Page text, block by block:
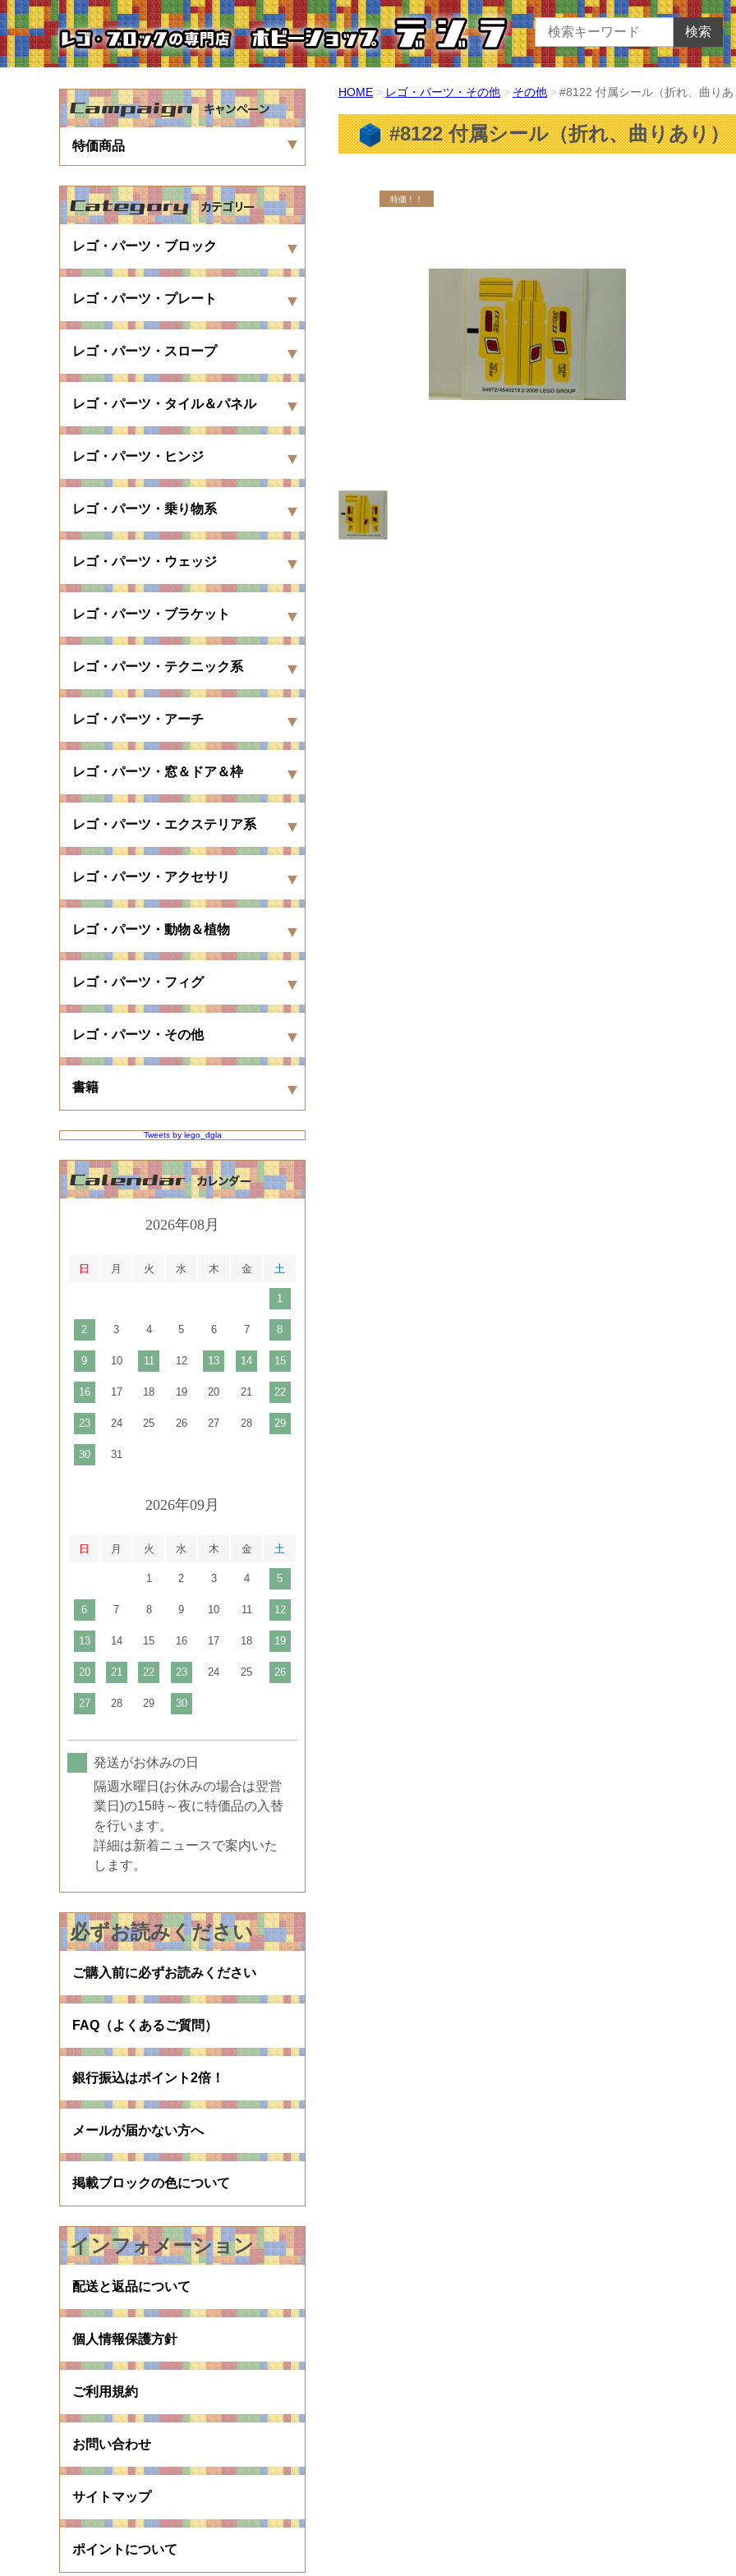
検索
HOME レゴ・パーツ・その他 その他 #8122 付属シール（折れ、曲りあ
#8122 付属シール（折れ、曲りあり）
特価商品
レゴ・パーツ・ブロック
レゴ・パーツ・プレート
レゴ・パーツ・スロープ
レゴ・パーツ・タイル＆パネル
レゴ・パーツ・ヒンジ
レゴ・パーツ・乗り物系
レゴ・パーツ・ウェッジ
レゴ・パーツ・ブラケット
レゴ・パーツ・テクニック系
レゴ・パーツ・アーチ
レゴ・パーツ・窓＆ドア＆枠
レゴ・パーツ・エクステリア系
レゴ・パーツ・アクセサリ
レゴ・パーツ・動物＆植物
レゴ・パーツ・フィグ
レゴ・パーツ・その他
書籍
Tweets by lego_dgla
2026年08月
日 月 火 水 木 金 土
1
2 3 4 5 6 7 8
9 10 11 12 13 14 15
16 17 18 19 20 21 22
23 24 25 26 27 28 29
30 31
2026年09月
日 月 火 水 木 金 土
1 2 3 4 5
6 7 8 9 10 11 12
13 14 15 16 17 18 19
20 21 22 23 24 25 26
27 28 29 30
発送がお休みの日
隔週水曜日(お休みの場合は翌営
業日)の15時～夜に特価品の入替
を行います。
詳細は新着ニュースで案内いた
します。
必ずお読みください
ご購入前に必ずお読みください
FAQ（よくあるご質問）
銀行振込はポイント2倍！
メールが届かない方へ
掲載ブロックの色について
インフォメーション
配送と返品について
個人情報保護方針
ご利用規約
お問い合わせ
サイトマップ
ポイントについて